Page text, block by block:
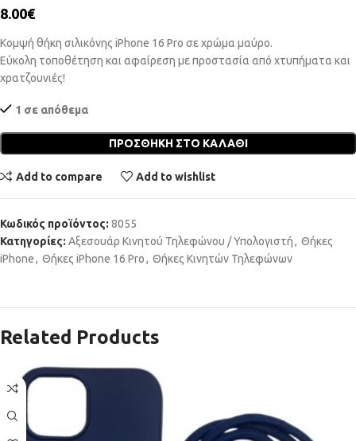
8.00€
Κομψή θήκη σιλικόνης iPhone 16 Pro σε χρώμα μαύρο.
Εύκολη τοποθέτηση και αφαίρεση με προστασία από χτυπήματα και
χρατζουνιές!
1 σε απόθεμα
ΠΡΟΣΘΉΚΗ ΣΤΟ ΚΑΛΆΘΙ
Add to compare Add to wishlist
Κωδικός προϊόντος: 8055
Κατηγορίες: Αξεσουάρ Κινητού Τηλεφώνου / Υπολογιστή, Θήκες
iPhone, Θήκες iPhone 16 Pro, Θήκες Κινητών Τηλεφώνων
Related Products